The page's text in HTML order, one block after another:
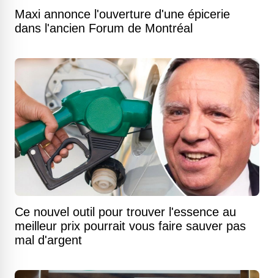
Maxi annonce l'ouverture d'une épicerie
dans l'ancien Forum de Montréal
Ce nouvel outil pour trouver l'essence au
meilleur prix pourrait vous faire sauver pas
mal d'argent